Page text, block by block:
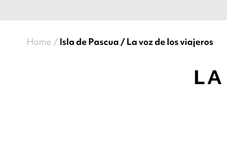
Home Isla de Pascua La voz de los viajeros